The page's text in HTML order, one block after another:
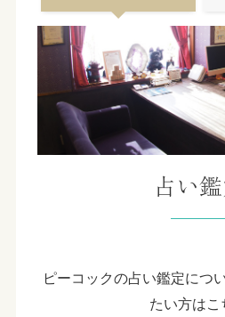
占い
ピーコックの占い鑑定につ
たい方はこ